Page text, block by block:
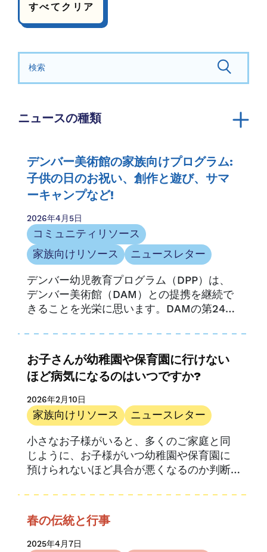
すべてクリア
検索する：
ニュースの種類
年報
コミュニティリソース
家族向けリソース
家族の物語
メディア掲載
ニュースレター
機会とアクセス
プレスリリース
プロバイダーリソース
プロバイダーのストーリー
研究
UPKコロラド
デンバー美術館の家族向けプログラム:
子供の日のお祝い、創作と遊び、サマ
ーキャンプなど!
2026年4月5日
コミュニティリソース
家族向けリソース
ニュースレター
デンバー幼児教育プログラム（DPP）は、
デンバー美術館（DAM）との提携を継続で
きることを光栄に思います。DAMの第24回
人による楽しくインタラクティブな絵本の
読み聞かせ会を開催します。.
お子さんが幼稚園や保育園に行けない
ほど病気になるのはいつですか?
2026年2月10日
家族向けリソース
ニュースレター
小さなお子様がいると、多くのご家庭と同
じように、お子様がいつ幼稚園や保育園に
預けられないほど具合が悪くなるのか判断
場合は…
春の伝統と行事
2025年4月7日